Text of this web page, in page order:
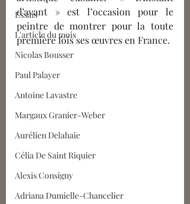
Essais
L'article du mois
Nicolas Bousser
Paul Palayer
Antoine Lavastre
Margaux Granier-Weber
Aurélien Delahaie
Célia De Saint Riquier
Alexis Consigny
Adriana Dumielle-Chancelier
d’avant » est l’occasion pour le
peintre de montrer pour la toute
première fois ses œuvres en France.